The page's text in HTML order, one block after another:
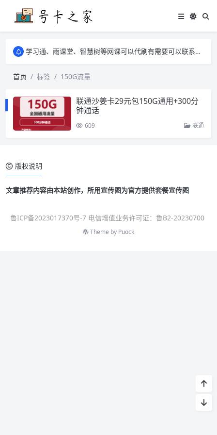
学习通、雨课堂、智慧树等网课可以代刷有需要可以联系邮箱i@tuzi.la
学习通、雨课堂、智慧树等网课可以代刷有需要可以联系邮箱i@tuzi.la
首页
标签 150G流量
联通沙姜卡29元包150G通用+300分
钟通话
609 联通
版权说明
文章推荐内容由本站创作，所用宣传图为官方提供套餐宣传图
鲁ICP备2023017370号-7 电信增值业务许可证：鲁B2-20230700
Theme by Puock